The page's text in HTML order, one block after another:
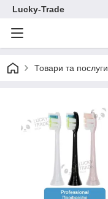
Lucky-Trade
Товари та послуги